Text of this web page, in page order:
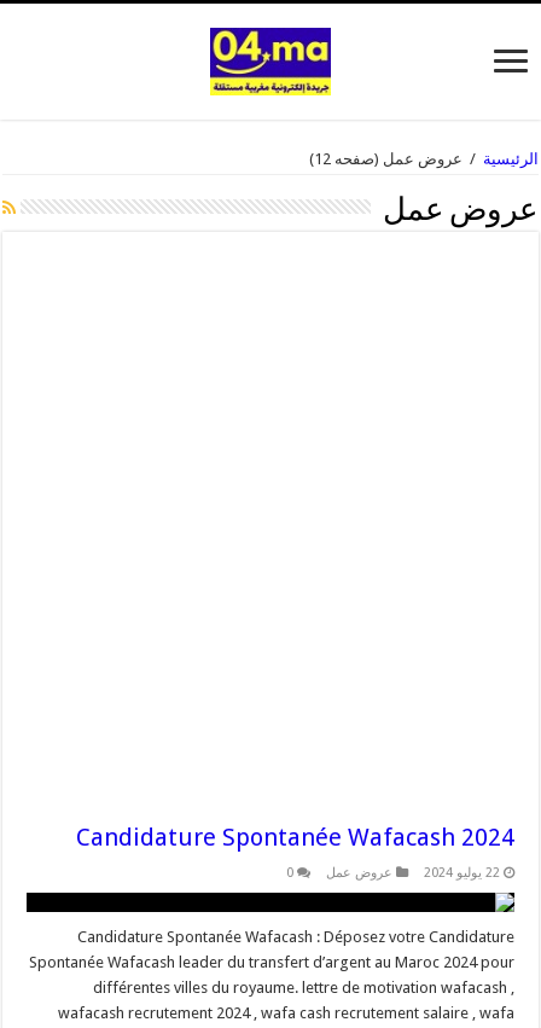
الرئيسية / عروض عمل (صفحه 12)
عروض عمل
Candidature Spontanée Wafacash 2024
22 يوليو 2024 عروض عمل 0
Candidature Spontanée Wafacash : Déposez votre Candidature
Spontanée Wafacash leader du transfert d’argent au Maroc 2024 pour
différentes villes du royaume. lettre de motivation wafacash ,
wafacash recrutement 2024 , wafa cash recrutement salaire , wafa